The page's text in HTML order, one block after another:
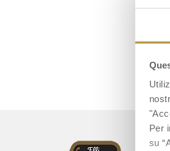
Per
su